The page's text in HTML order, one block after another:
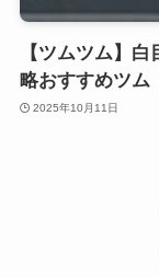
【ツムツム】
略おすすめツム
2025年10月11日